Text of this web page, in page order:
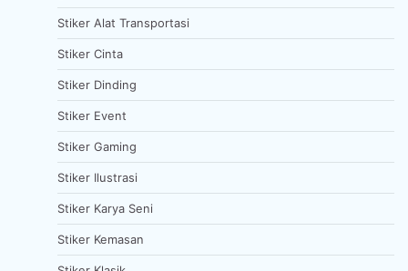
Stiker Alat Transportasi
Stiker Cinta
Stiker Dinding
Stiker Event
Stiker Gaming
Stiker Ilustrasi
Stiker Karya Seni
Stiker Kemasan